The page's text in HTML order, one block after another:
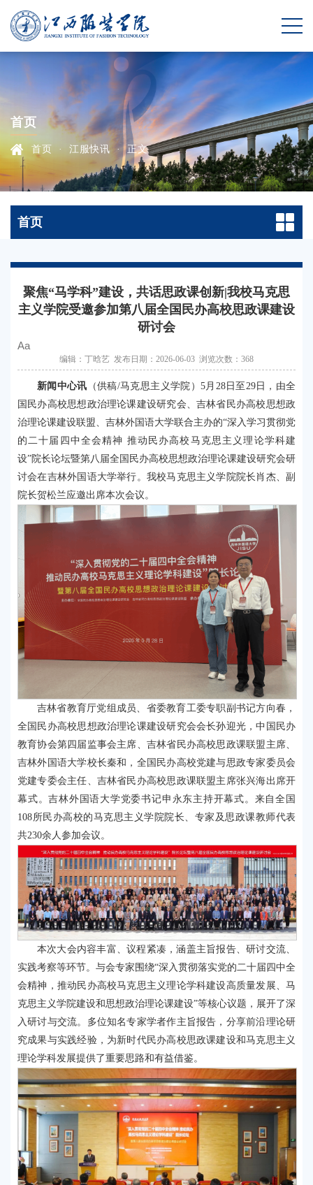
首页
首页 · 江服快讯·正文
首页
聚焦“马学科”建设，共话思政课创新|我校马克思
主义学院受邀参加第八届全国民办高校思政课建设
研讨会
Aa
编辑：丁晗艺 发布日期：2026-06-03 浏览次数： 368
新闻中心讯 （供稿/马克思主义学院）5月28日至29日，由全
国民办高校思想政治理论课建设研究会、吉林省民办高校思想政
治理论课建设联盟、吉林外国语大学联合主办的“深入学习贯彻党
的二十届四中全会精神 推动民办高校马克思主义理论学科建
设”院长论坛暨第八届全国民办高校思想政治理论课建设研究会研
讨会在吉林外国语大学举行。我校马克思主义学院院长肖杰、副
院长贺松兰应邀出席本次会议。
吉林省教育厅党组成员、省委教育工委专职副书记方向春，
全国民办高校思想政治理论课建设研究会会长孙迎光，中国民办
教育协会第四届监事会主席、吉林省民办高校思政课联盟主席、
吉林外国语大学校长秦和，全国民办高校党建与思政专家委员会
党建专委会主任、吉林省民办高校思政课联盟主席张兴海出席开
幕式。吉林外国语大学党委书记申永东主持开幕式。来自全国
108所民办高校的马克思主义学院院长、专家及思政课教师代表
共230余人参加会议。
本次大会内容丰富、议程紧凑，涵盖主旨报告、研讨交流、
实践考察等环节。与会专家围绕“深入贯彻落实党的二十届四中全
会精神，推动民办高校马克思主义理论学科建设高质量发展、马
克思主义学院建设和思想政治理论课建设”等核心议题，展开了深
入研讨与交流。多位知名专家学者作主旨报告，分享前沿理论研
究成果与实践经验，为新时代民办高校思政课建设和马克思主义
理论学科发展提供了重要思路和有益借鉴。